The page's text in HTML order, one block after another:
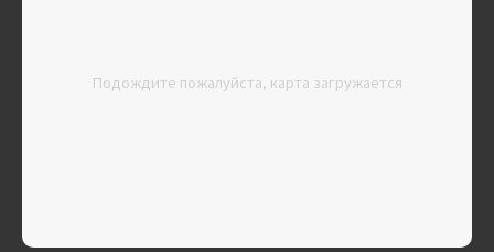
Подождите пожалуйста, карта загружается